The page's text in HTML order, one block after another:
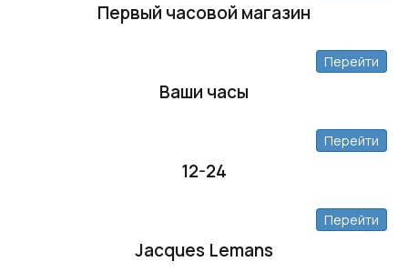
Первый часовой магазин
Ваши часы
Перейти
12-24
Перейти
Jacques Lemans
Перейти